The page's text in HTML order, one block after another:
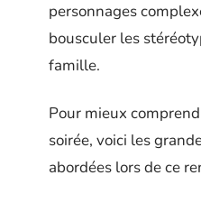
personnages
bousculer les
famille.
Pour mieux
soirée, voici les
abordées lors de ce